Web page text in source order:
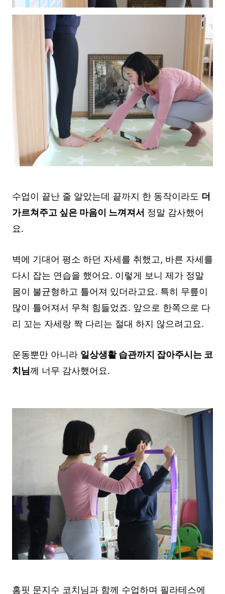
수업이 끝난 줄 알았는데 끝까지 한 동작이라도 더
가르쳐주고 싶은 마음이 느껴져서 정말 감사했어
요.
벽에 기대어 평소 하던 자세를 취했고, 바른 자세를
다시 잡는 연습을 했어요. 이렇게 보니 제가 정말
몸이 불균형하고 틀어져 있더라고요. 특히 무릎이
많이 틀어져서 무척 힘들었죠. 앞으로 한쪽으로 다
리 꼬는 자세랑 짝 다리는 절대 하지 않으려고요.
운동뿐만 아니라 일상생활 습관까지 잡아주시는 코
치님께 너무 감사했어요.
홈핏 문지수 코치님과 함께 수업하며 필라테스에